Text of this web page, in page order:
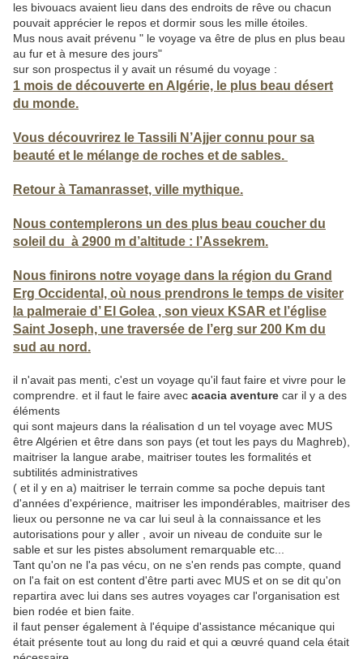
les bivouacs avaient lieu dans des endroits de rêve ou chacun
pouvait apprécier le repos et dormir sous les mille étoiles.
Mus nous avait prévenu " le voyage va être de plus en plus beau
au fur et à mesure des jours"
sur son prospectus il y avait un résumé du voyage :
1 mois de découverte en Algérie, le plus beau désert
du monde.
Vous découvrirez le Tassili N’Ajjer connu pour sa
beauté et le mélange de roches et de sables.
Retour à Tamanrasset, ville mythique.
Nous contemplerons un des plus beau coucher du
soleil du à 2900 m d’altitude : l’Assekrem.
Nous finirons notre voyage dans la région du Grand
Erg Occidental, où nous prendrons le temps de visiter
la palmeraie d’ El Golea , son vieux KSAR et l’église
Saint Joseph, une traversée de l’erg sur 200 Km du
sud au nord.
il n'avait pas menti, c'est un voyage qu'il faut faire et vivre pour le
comprendre. et il faut le faire avec acacia aventure car il y a des
éléments
qui sont majeurs dans la réalisation d un tel voyage avec MUS
être Algérien et être dans son pays (et tout les pays du Maghreb),
maitriser la langue arabe, maitriser toutes les formalités et
subtilités administratives
( et il y en a) maitriser le terrain comme sa poche depuis tant
d'années d'expérience, maitriser les impondérables, maitriser des
lieux ou personne ne va car lui seul à la connaissance et les
autorisations pour y aller , avoir un niveau de conduite sur le
sable et sur les pistes absolument remarquable etc...
Tant qu'on ne l'a pas vécu, on ne s'en rends pas compte, quand
on l'a fait on est content d'être parti avec MUS et on se dit qu'on
repartira avec lui dans ses autres voyages car l'organisation est
bien rodée et bien faite.
il faut penser également à l'équipe d'assistance mécanique qui
était présente tout au long du raid et qui a œuvré quand cela était